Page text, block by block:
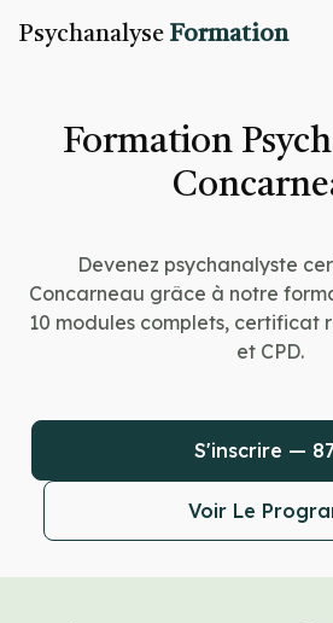
Psychanalyse Formation
Formation
Devenez psychanalyste
Concarneau grâce à notre
10 modules complets, certificat
et CPD.
S'inscrire —
Voir Le